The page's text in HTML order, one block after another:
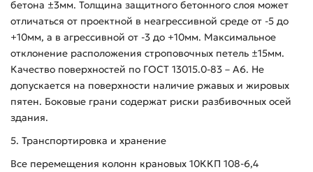
бетона ±3мм. Толщина защитного бетонного слоя может
отличаться от проектной в неагрессивной среде от -5 до
+10мм, а в агрессивной от -3 до +10мм. Максимальное
отклонение расположения строповочных петель ±15мм.
Качество поверхностей по ГОСТ 13015.0-83 – А6. Не
допускается на поверхности наличие ржавых и жировых
пятен. Боковые грани содержат риски разбивочных осей
здания.
5. Транспортировка и хранение
Все перемещения колонн крановых 10ККП 108-6,4